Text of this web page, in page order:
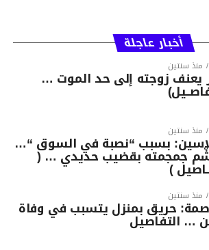
أخبار عاجلة
منذ سنتين
يعنف زوجته إلى حد الموت …
منذ سنتين
بسبب “نصبة في السوق “…
جمجمته بقضيب حديدي … (
)
منذ سنتين
حريق بمنزل يتسبب في وفاة
… التفاصيل